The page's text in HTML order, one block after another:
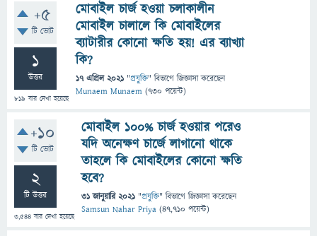
+5
টি ভোট
1
উত্তর
819 বার দেখা হয়েছে
মোবাইল চার্জ হওয়া চলাকালীন
মোবাইল চালালে কি মোবাইলের
ব্যাটারীর কোনো ক্ষতি হয়! এর ব্যাখ্যা
কি?
17 এপ্রিল 2021 "প্রযুক্তি" বিভাগে জিজ্ঞাসাকরেছেন
Munaem Munaem (730 পয়েন্ট)
+10
টি ভোট
2
টি উত্তর
3,544 বার দেখা হয়েছে
মোবাইল ১০০% চার্জ হওয়ার পরেও
যদি অনেক্ষণ চার্জে লাগানো থাকে
তাহলে কি মোবাইলের কোনো ক্ষতি
হবে?
31 জানুয়ারি 2021 "প্রযুক্তি" বিভাগে জিজ্ঞাসাকরেছেন
Samsun Nahar Priya (47,710 পয়েন্ট)